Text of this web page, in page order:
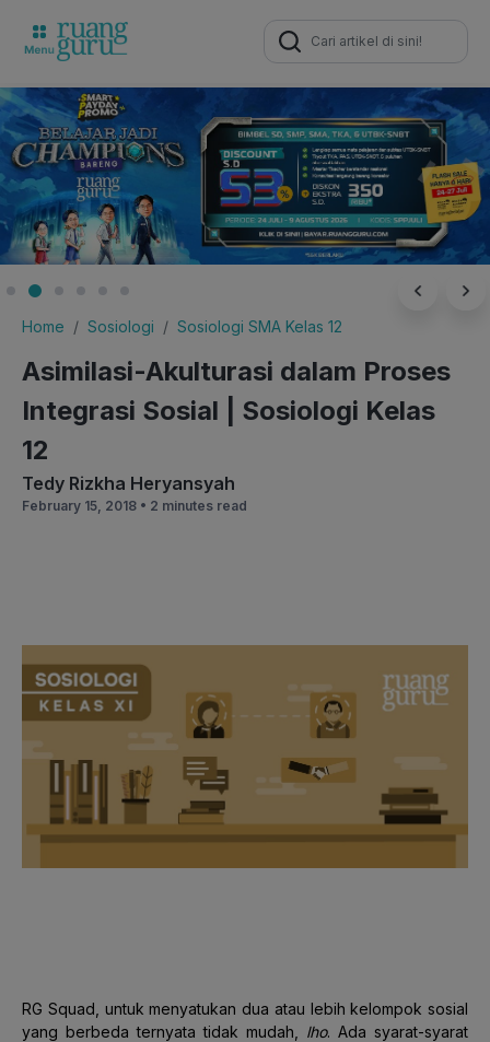
Search
for:
Home Sosiologi Sosiologi SMA Kelas 12
Asimilasi-Akulturasi dalam Proses
Integrasi Sosial | Sosiologi Kelas
12
Tedy Rizkha Heryansyah
February 15, 2018 • 2 minutes read
RG Squad, untuk menyatukan dua atau lebih kelompok sosial
yang berbeda ternyata tidak mudah, lho. Ada syarat-syarat